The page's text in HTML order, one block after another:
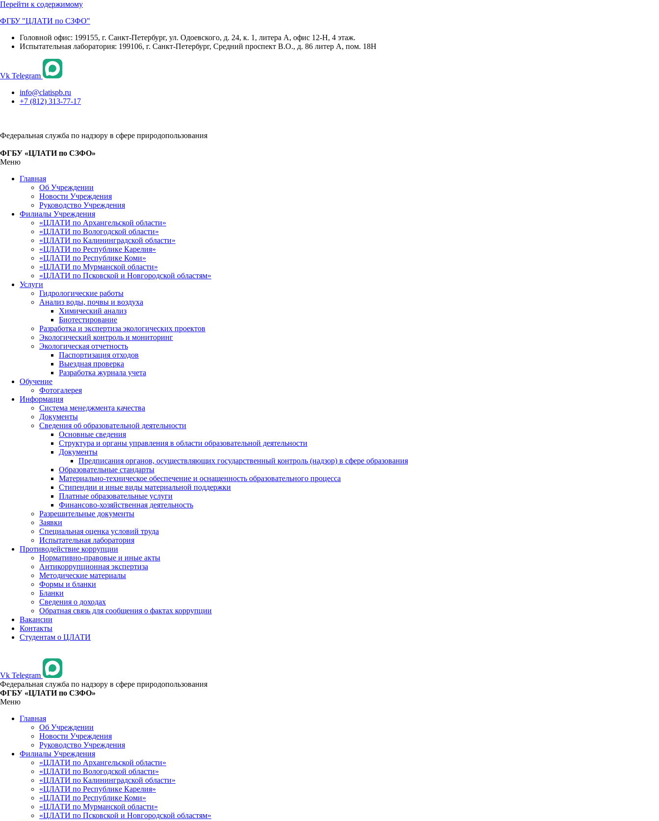
Перейти к содержимому
ФГБУ "ЦЛАТИ по СЗФО"
Головной офис: 199155, г. Санкт-Петербург, ул. Одоевского, д. 24, к. 1, литера А, офис 12-Н, 4 этаж.
Испытательная лаборатория: 199106, г. Санкт-Петербург, Средний проспект В.О., д. 86 литер А, пом. 18Н
Vk Telegram
info@clatispb.ru
+7 (812) 313-77-17
Федеральная служба по надзору в сфере природопользования
ФГБУ «ЦЛАТИ по СЗФО»
Меню
Главная
Об Учреждении
Новости Учреждения
Руководство Учреждения
Филиалы Учреждения
«ЦЛАТИ по Архангельской области»
«ЦЛАТИ по Вологодской области»
«ЦЛАТИ по Калининградской области»
«ЦЛАТИ по Республике Карелия»
«ЦЛАТИ по Республике Коми»
«ЦЛАТИ по Мурманской области»
«ЦЛАТИ по Псковской и Новгородской областям»
Услуги
Гидрологические работы
Анализ воды, почвы и воздуха
Химический анализ
Биотестирование
Разработка и экспертиза экологических проектов
Экологический контроль и мониторинг
Экологическая отчетность
Паспортизация отходов
Выездная проверка
Разработка журнала учета
Обучение
Фотогалерея
Информация
Система менеджмента качества
Документы
Сведения об образовательной деятельности
Основные сведения
Структура и органы управления в области образовательной деятельности
Документы
Предписания органов, осуществляющих государственный контроль (надзор) в сфере образования
Образовательные стандарты
Материально-техническое обеспечение и оснащенность образовательного процесса
Стипендии и иные виды материальной поддержки
Платные образовательные услуги
Финансово-хозяйственная деятельность
Разрешительные документы
Заявки
Специальная оценка условий труда
Испытательная лаборатория
Противодействие коррупции
Нормативно-правовые и иные акты
Антикоррупционная экспертиза
Методические материалы
Формы и бланки
Бланки
Сведения о доходах
Обратная связь для сообщения о фактах коррупции
Вакансии
Контакты
Студентам о ЦЛАТИ
Vk Telegram
Федеральная служба по надзору в сфере природопользования
ФГБУ «ЦЛАТИ по СЗФО»
Меню
Главная
Об Учреждении
Новости Учреждения
Руководство Учреждения
Филиалы Учреждения
«ЦЛАТИ по Архангельской области»
«ЦЛАТИ по Вологодской области»
«ЦЛАТИ по Калининградской области»
«ЦЛАТИ по Республике Карелия»
«ЦЛАТИ по Республике Коми»
«ЦЛАТИ по Мурманской области»
«ЦЛАТИ по Псковской и Новгородской областям»